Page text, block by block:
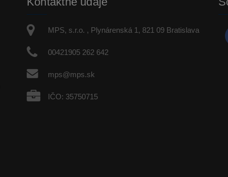
MPS, s.r.o. , Plynárenská 1, 821 09 Bratislava
00421905 262 642
mps@mps.sk
IČO: 35750715